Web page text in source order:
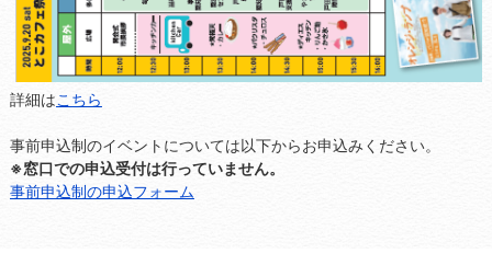
詳細はこちら
事前申込制のイベントについては以下からお申込みください。
※窓口での申込受付は行っていません。
事前申込制の申込フォーム